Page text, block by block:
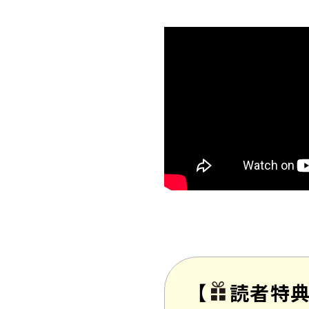
【 読者特